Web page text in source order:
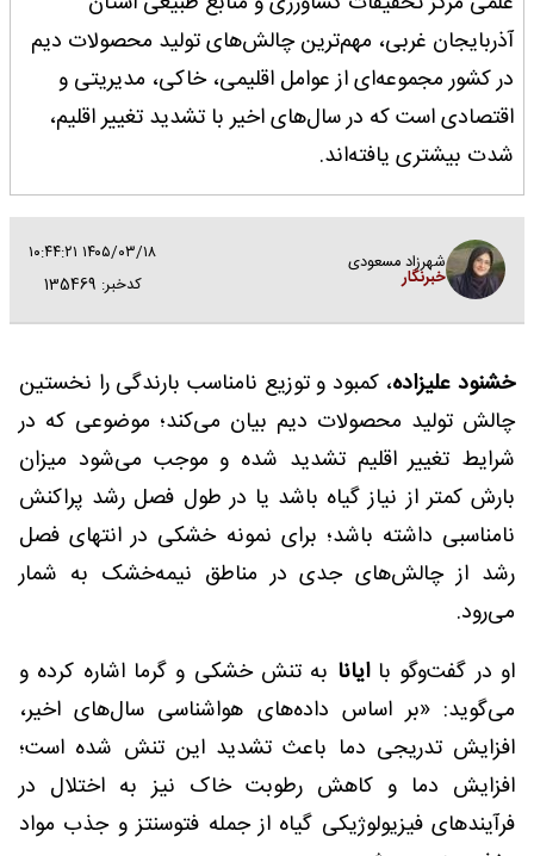
آذربایجان غربی، مهم‌ترین چالش‌های تولید محصولات دیم
در کشور مجموعه‌ای از عوامل اقلیمی، خاکی، مدیریتی و
اقتصادی است که در سال‌های اخیر با تشدید تغییر اقلیم،
شدت بیشتری یافته‌اند.
شهرزاد مسعودی
خبرنگار
۱۴۰۵/۰۳/۱۸ ۱۰:۴۴:۲۱
کدخبر: 135469
خشنود علیزاده، کمبود و توزیع نامناسب بارندگی را نخستین
چالش تولید محصولات دیم بیان می‌کند؛ موضوعی که در
شرایط تغییر اقلیم تشدید شده و موجب می‌شود میزان
بارش کمتر از نیاز گیاه باشد یا در طول فصل رشد پراکنش
نامناسبی داشته باشد؛ برای نمونه خشکی در انتهای فصل
رشد از چالش‌های جدی در مناطق نیمه‌خشک به شمار
می‌رود.
او در گفت‌و‌گو باایانا به تنش خشکی و گرما اشاره کرده و
می‌گوید: «بر اساس داده‌های هواشناسی سال‌های اخیر،
افزایش تدریجی دما باعث تشدید این تنش شده است؛
افزایش دما و کاهش رطوبت خاک نیز به اختلال در
فرآیندهای فیزیولوژیکی گیاه از جمله فتوسنتز و جذب مواد